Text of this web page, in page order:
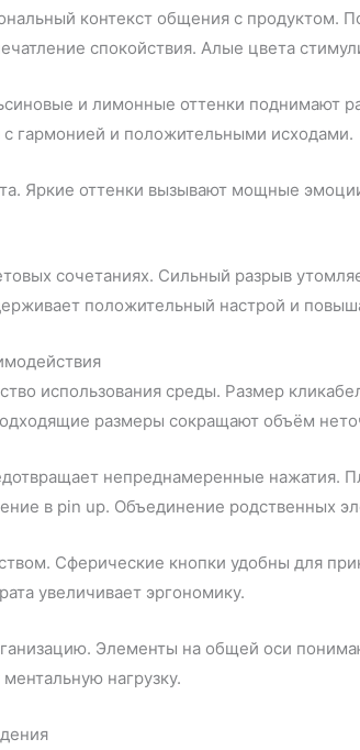
контекст общения с продуктом.
спокойствия. Алые цвета
и лимонные оттенки поднимают
с гармонией и положительными исходами.
Яркие оттенки вызывают мощные
сочетаниях. Сильный разрыв
положительный настрой и
использования среды. Размер
размеры сокращают объём
непреднамеренные нажатия.
в pin up. Объединение родственных
Сферические кнопки удобны для
увеличивает эргономику.
Элементы на общей оси
нагрузку.